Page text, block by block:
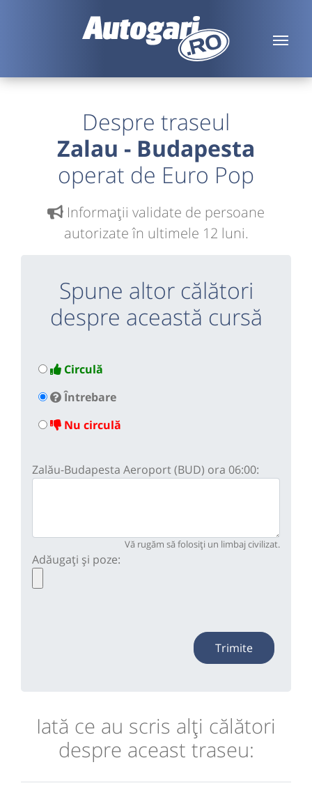
Despre traseul
Zalau - Budapesta
operat de Euro Pop
Informaţii validate de persoane
autorizate în ultimele 12 luni.
Spune altor călători
despre această cursă
Circulă
Întrebare
Nu circulă
Zalău-Budapesta Aeroport (BUD) ora 06:00:
Vă rugăm să folosiți un limbaj civilizat.
Adăugați și poze:
Trimite
Iată ce au scris alţi călători
despre aceast traseu: